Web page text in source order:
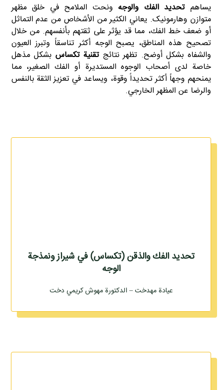
يساهم تحديد الفك والوجه ونحت الملامح في خلق مظهر
متوازن وهارمونیک. يعاني الكثير من الأشخاص من عدم التماثل
أو ضعف خط الفك، مما قد يؤثر على ثقتهم بأنفسهم. من خلال
تصحيح هذه المناطق، يصبح الوجه أكثر تناسقاً وتبرز العيون
والشفاه بشكل أوضح. تظهر نتائج تقنية تكساس بشكل مذهل
خاصة لدى أصحاب الوجوه المستديرة أو الفك الصغير، مما
يمنحهم وجهاً أكثر تحديداً وقوة، ويساعد في تعزيز الثقة بالنفس
والرضا عن المظهر الخارجي.
تحديد الفك والذقن (تكساس) في شيراز ونمذجة
الوجه
عيادة مهدخت – الدكتورة مهوش كريمي دخت